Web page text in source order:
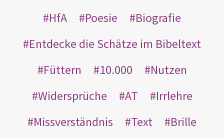
HfA
Poesie
Biografie
Entdecke die Schätze im Bibeltext
Füttern
10.000
Nutzen
Widersprüche
AT
Irrlehre
Missverständnis
Text
Brille